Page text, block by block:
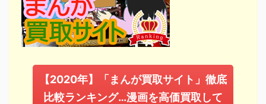
【2020年】「まんが買取サイト」徹底
比較ランキング…漫画を高価買取して